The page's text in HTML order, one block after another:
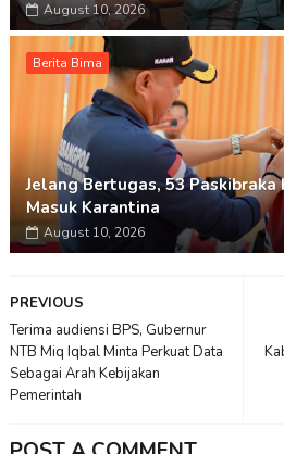
August 10, 2026
Berita Bima
Jelang Bertugas, 53 Paskibraka
Masuk Karantina
August 10, 2026
PREVIOUS
Terima audiensi BPS, Gubernur
NTB Miq Iqbal Minta Perkuat Data
Sebagai Arah Kebijakan
Pemerintah